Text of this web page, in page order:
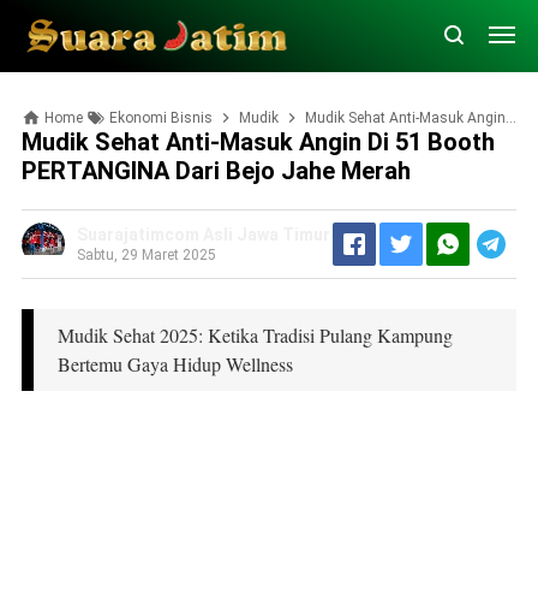
Home Ekonomi Bisnis Mudik Mudik Sehat Anti-Masuk Angin di 51 Booth PERTANGINA dari Bejo Jahe Merah
Mudik Sehat Anti-Masuk Angin Di 51 Booth
PERTANGINA Dari Bejo Jahe Merah
Sabtu, 29 Maret 2025
Mudik Sehat 2025: Ketika Tradisi Pulang Kampung
Bertemu Gaya Hidup Wellness